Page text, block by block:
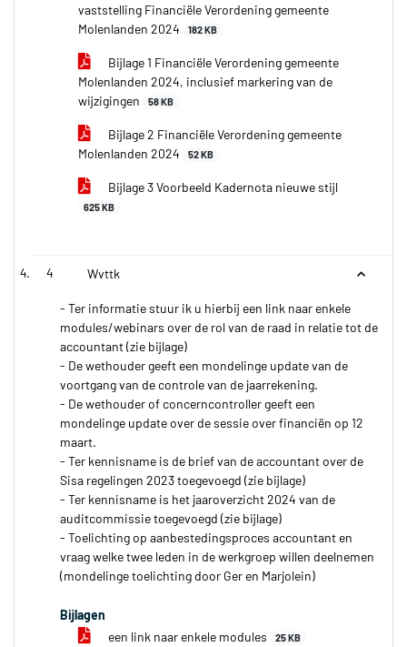
vaststelling Financiële Verordening gemeente
Molenlanden 2024
182 KB
Bijlage 1 Financiële Verordening gemeente
Molenlanden 2024, inclusief markering van de
wijzigingen
58 KB
Bijlage 2 Financiële Verordening gemeente
Molenlanden 2024
52 KB
Bijlage 3 Voorbeeld Kadernota nieuwe stijl
625 KB
4 Wvttk
- Ter informatie stuur ik u hierbij een link naar enkele
modules/webinars over de rol van de raad in relatie tot de
accountant (zie bijlage)
- De wethouder geeft een mondelinge update van de
voortgang van de controle van de jaarrekening.
- De wethouder of concerncontroller geeft een
mondelinge update over de sessie over financiën op 12
maart.
- Ter kennisname is de brief van de accountant over de
Sisa regelingen 2023 toegevoegd (zie bijlage)
- Ter kennisname is het jaaroverzicht 2024 van de
auditcommissie toegevoegd (zie bijlage)
- Toelichting op aanbestedingsproces accountant en
vraag welke twee leden in de werkgroep willen deelnemen
(mondelinge toelichting door Ger en Marjolein)
Bijlagen
een link naar enkele modules
25 KB